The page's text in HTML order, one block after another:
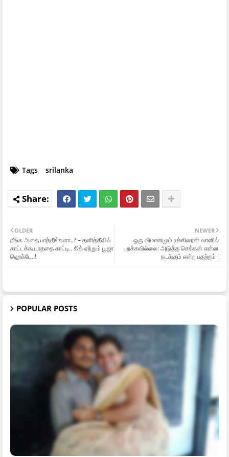
Tags srilanka
NEWER
ஒரு விமானமும் உக்கிரைன் வானில்
பறக்கவில்லை: அடுத்த செக்கன் என்ன
நடக்கும் என்ற பதற்றம் !
OLDER
நீங்க அதை பாத்தீங்களா..? – தனித்தீவில்
காட்டக்கூடாததை காட்டி.. கிக் ஏற்றும் பூஜா
ஹெக்டே..!
POPULAR POSTS